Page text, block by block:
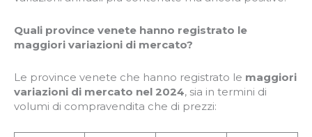
Quali province venete hanno registrato le
maggiori variazioni di mercato?
Le province venete che hanno registrato le maggiori
variazioni di mercato nel 2024, sia in termini di
volumi di compravendita che di prezzi: